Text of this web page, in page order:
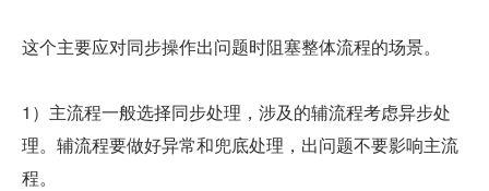
这个主要应对同步操作出问题时阻塞整体流程的场景。
1）主流程一般选择同步处理，涉及的辅流程考虑异步处
理。辅流程要做好异常和兜底处理，出问题不要影响主流
程。